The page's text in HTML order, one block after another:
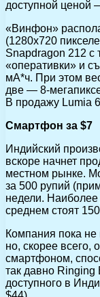
доступной ценой
«Винфон»
(1280х720
Snapdragon 212 с
«оперативки» и
мА*ч. При этом
две — 8-
В продажу Lumia
Смартфон за $7
Индийский
вскоре начнет
местном рынке.
за 500 рупий
недели.
среднем стоят
Компания пока не
но, скорее всего,
смартфоном,
так давно
доступного в